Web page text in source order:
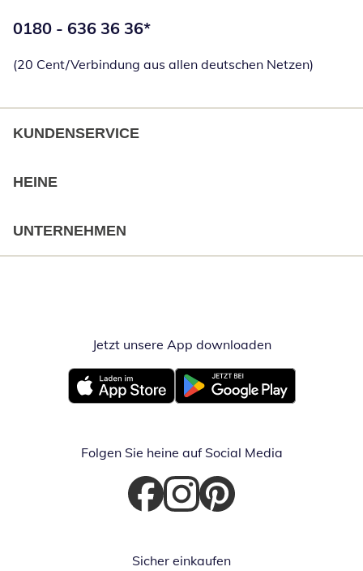
Telefonnummer:
0180 - 636 36 36*
(20 Cent/Verbindung aus allen deutschen Netzen)
KUNDENSERVICE
HEINE
UNTERNEHMEN
Jetzt unsere App downloadenÖffnet in
Öffnet in neuem FensterÖffnet in neuem Fenster
Folgen Sie heine auf Social Media
Öffnet in neuem Fenster
Öffnet in neuem Fenster
Öffnet in neuem Fenster
Sicher einkaufen